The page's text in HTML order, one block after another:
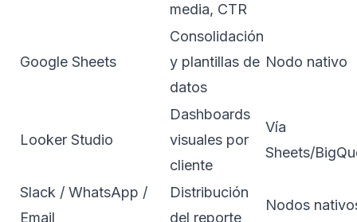
media, CTR
Google Sheets
Consolidación
y plantillas de
datos
Nodo nativo
Looker Studio
Dashboards
visuales por
cliente
Vía
Sheets/
Slack / WhatsApp /
Email
Distribución
del reporte
Nodos